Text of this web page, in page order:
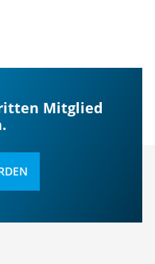
Mitglied